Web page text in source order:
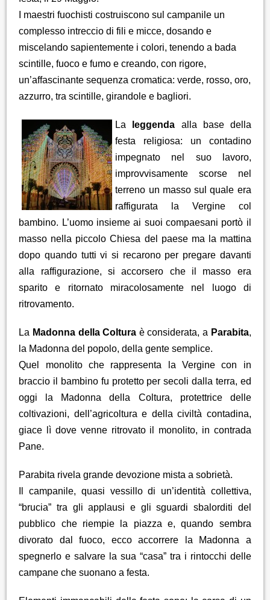
I maestri fuochisti costruiscono sul campanile un
complesso intreccio di fili e micce, dosando e
miscelando sapientemente i colori, tenendo a bada
scintille, fuoco e fumo e creando, con rigore,
un’affascinante sequenza cromatica: verde, rosso, oro,
azzurro, tra scintille, girandole e bagliori.
La leggenda alla base della
festa religiosa: un contadino
impegnato nel suo lavoro,
improvvisamente scorse nel
terreno un masso sul quale era
raffigurata la Vergine col
bambino. L’uomo insieme ai suoi compaesani portò il
masso nella piccolo Chiesa del paese ma la mattina
dopo quando tutti vi si recarono per pregare davanti
alla raffigurazione, si accorsero che il masso era
sparito e ritornato miracolosamente nel luogo di
ritrovamento.
La Madonna della Coltura è considerata, a Parabita,
la Madonna del popolo, della gente semplice.
Quel monolito che rappresenta la Vergine con in
braccio il bambino fu protetto per secoli dalla terra, ed
oggi la Madonna della Coltura, protettrice delle
coltivazioni, dell’agricoltura e della civiltà contadina,
giace lì dove venne ritrovato il monolito, in contrada
Pane.
Parabita rivela grande devozione mista a sobrietà.
Il campanile, quasi vessillo di un’identità collettiva,
“brucia” tra gli applausi e gli sguardi sbalorditi del
pubblico che riempie la piazza e, quando sembra
divorato dal fuoco, ecco accorrere la Madonna a
spegnerlo e salvare la sua “casa” tra i rintocchi delle
campane che suonano a festa.